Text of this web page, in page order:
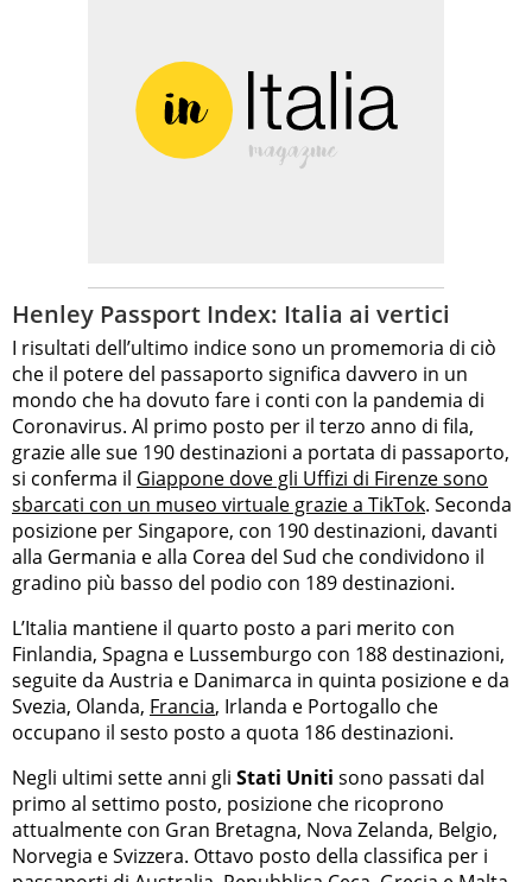
Henley Passport Index: Italia ai vertici
I risultati dell’ultimo indice sono un promemoria di ciò
che il potere del passaporto significa davvero in un
mondo che ha dovuto fare i conti con la pandemia di
Coronavirus. Al primo posto per il terzo anno di fila,
grazie alle sue 190 destinazioni a portata di passaporto,
si conferma il Giappone dove gli Uffizi di Firenze sono
sbarcati con un museo virtuale grazie a TikTok. Seconda
posizione per Singapore, con 190 destinazioni, davanti
alla Germania e alla Corea del Sud che condividono il
gradino più basso del podio con 189 destinazioni.
L’Italia mantiene il quarto posto a pari merito con
Finlandia, Spagna e Lussemburgo con 188 destinazioni,
seguite da Austria e Danimarca in quinta posizione e da
Svezia, Olanda, Francia, Irlanda e Portogallo che
occupano il sesto posto a quota 186 destinazioni.
Negli ultimi sette anni gli Stati Uniti sono passati dal
primo al settimo posto, posizione che ricoprono
attualmente con Gran Bretagna, Nova Zelanda, Belgio,
Norvegia e Svizzera. Ottavo posto della classifica per i